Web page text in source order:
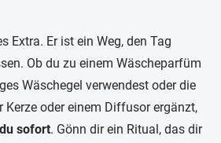
Extra. Er ist ein Weg, den Tag
Ob du zu einem Wäscheparfüm
Wäschegel verwendest oder die
Kerze oder einem Diffusor ergänzt,
sofort. Gönn dir ein Ritual, das dir